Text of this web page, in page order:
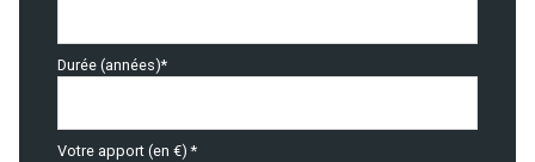
Durée (années)*
Votre apport (en €) *